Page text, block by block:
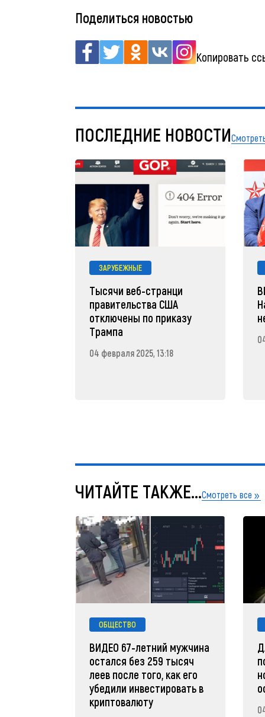
Поделиться новостью
Копировать
ПОСЛЕДНИЕ НОВОСТИ
ЗАРУБЕЖНЫЕ
Тысячи веб-странци
правительства США
отключены по приказу
Трампа
04 февраля 2025, 13:18
ЧИТАЙТЕ ТАКЖЕ...Смотреть все
ОБЩЕСТВО
ВИДЕО 67-летний мужчина
остался без 259 тысяч
леев после того, как его
убедили инвестировать в
криптовалюту